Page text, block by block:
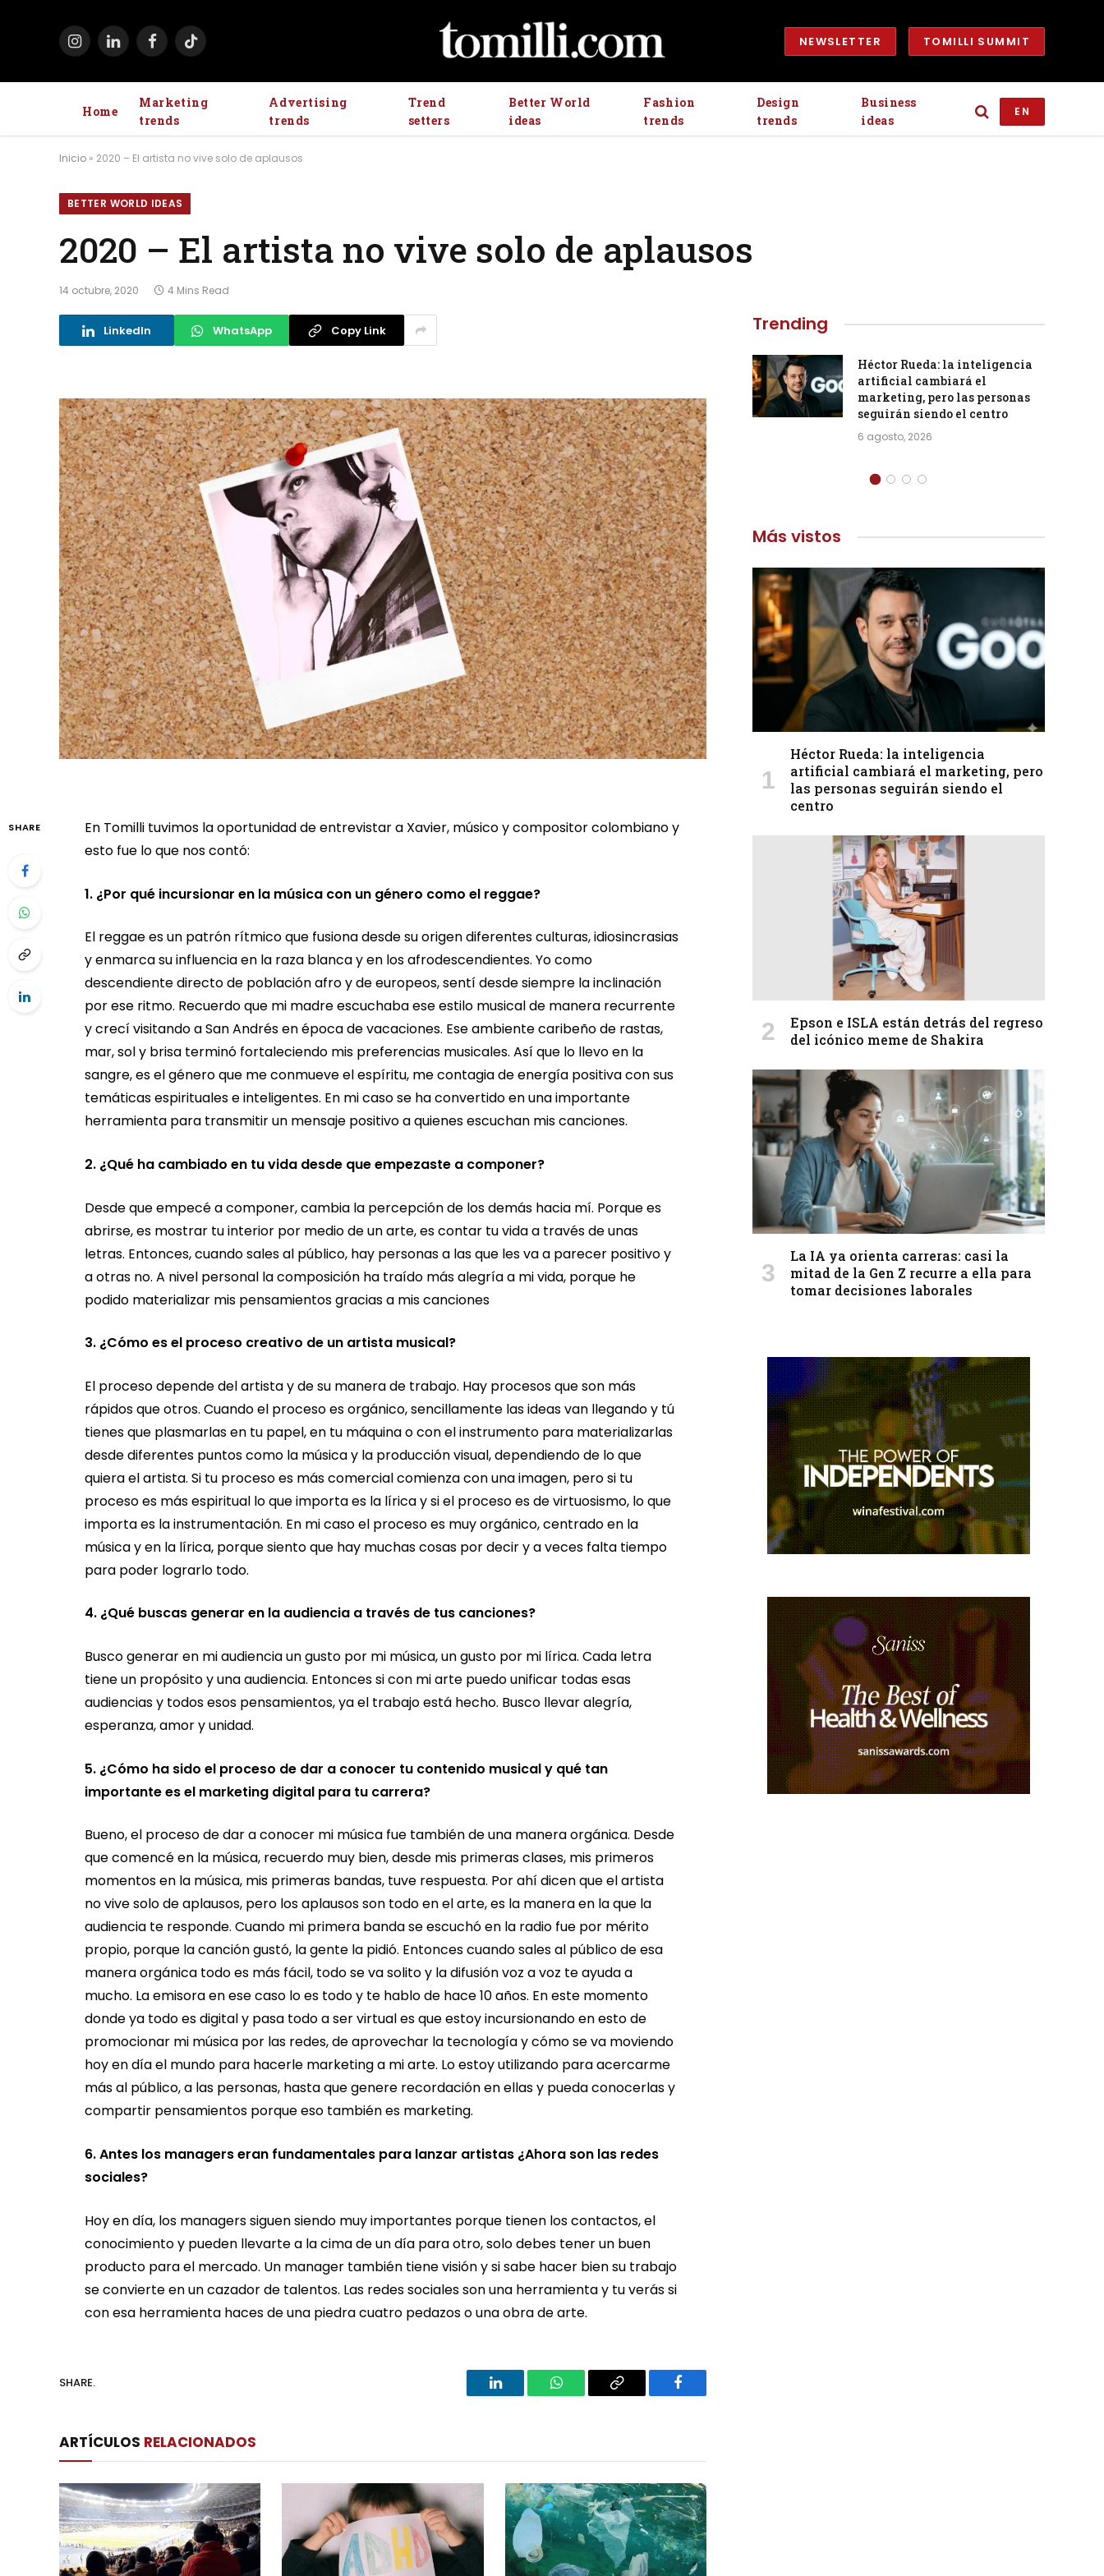
InstagramLinkedInFacebook
TikTok NEWSLETTER TOMILLI SUMMIT
Home
Marketing
trends
Advertising
trends
Trend
setters
Better World
ideas
Fashion
trends
Design
trends
Business
ideas
EN
Inicio » 2020 – El artista no vive solo de aplausos
BETTER WORLD IDEAS
2020 – El artista no vive solo de aplausos
14 octubre, 2020 4 Mins Read
LinkedIn WhatsApp Copy Link
SHARE
En Tomilli tuvimos la oportunidad de entrevistar a Xavier, músico y compositor colombiano y
esto fue lo que nos contó:
1. ¿Por qué incursionar en la música con un género como el reggae?
El reggae es un patrón rítmico que fusiona desde su origen diferentes culturas, idiosincrasias
y enmarca su influencia en la raza blanca y en los afrodescendientes. Yo como
descendiente directo de población afro y de europeos, sentí desde siempre la inclinación
por ese ritmo. Recuerdo que mi madre escuchaba ese estilo musical de manera recurrente
y crecí visitando a San Andrés en época de vacaciones. Ese ambiente caribeño de rastas,
mar, sol y brisa terminó fortaleciendo mis preferencias musicales. Así que lo llevo en la
sangre, es el género que me conmueve el espíritu, me contagia de energía positiva con sus
temáticas espirituales e inteligentes. En mi caso se ha convertido en una importante
herramienta para transmitir un mensaje positivo a quienes escuchan mis canciones.
2. ¿Qué ha cambiado en tu vida desde que empezaste a componer?
Desde que empecé a componer, cambia la percepción de los demás hacia mí. Porque es
abrirse, es mostrar tu interior por medio de un arte, es contar tu vida a través de unas
letras. Entonces, cuando sales al público, hay personas a las que les va a parecer positivo y
a otras no. A nivel personal la composición ha traído más alegría a mi vida, porque he
podido materializar mis pensamientos gracias a mis canciones
3. ¿Cómo es el proceso creativo de un artista musical?
El proceso depende del artista y de su manera de trabajo. Hay procesos que son más
rápidos que otros. Cuando el proceso es orgánico, sencillamente las ideas van llegando y tú
tienes que plasmarlas en tu papel, en tu máquina o con el instrumento para materializarlas
desde diferentes puntos como la música y la producción visual, dependiendo de lo que
quiera el artista. Si tu proceso es más comercial comienza con una imagen, pero si tu
proceso es más espiritual lo que importa es la lírica y si el proceso es de virtuosismo, lo que
importa es la instrumentación. En mi caso el proceso es muy orgánico, centrado en la
música y en la lírica, porque siento que hay muchas cosas por decir y a veces falta tiempo
para poder lograrlo todo.
4. ¿Qué buscas generar en la audiencia a través de tus canciones?
Busco generar en mi audiencia un gusto por mi música, un gusto por mi lírica. Cada letra
tiene un propósito y una audiencia. Entonces si con mi arte puedo unificar todas esas
audiencias y todos esos pensamientos, ya el trabajo está hecho. Busco llevar alegría,
esperanza, amor y unidad.
5. ¿Cómo ha sido el proceso de dar a conocer tu contenido musical y qué tan
importante es el marketing digital para tu carrera?
Bueno, el proceso de dar a conocer mi música fue también de una manera orgánica. Desde
que comencé en la música, recuerdo muy bien, desde mis primeras clases, mis primeros
momentos en la música, mis primeras bandas, tuve respuesta. Por ahí dicen que el artista
no vive solo de aplausos, pero los aplausos son todo en el arte, es la manera en la que la
audiencia te responde. Cuando mi primera banda se escuchó en la radio fue por mérito
propio, porque la canción gustó, la gente la pidió. Entonces cuando sales al público de esa
manera orgánica todo es más fácil, todo se va solito y la difusión voz a voz te ayuda a
mucho. La emisora en ese caso lo es todo y te hablo de hace 10 años. En este momento
donde ya todo es digital y pasa todo a ser virtual es que estoy incursionando en esto de
promocionar mi música por las redes, de aprovechar la tecnología y cómo se va moviendo
hoy en día el mundo para hacerle marketing a mi arte. Lo estoy utilizando para acercarme
más al público, a las personas, hasta que genere recordación en ellas y pueda conocerlas y
compartir pensamientos porque eso también es marketing.
6. Antes los managers eran fundamentales para lanzar artistas ¿Ahora son las redes
sociales?
Hoy en día, los managers siguen siendo muy importantes porque tienen los contactos, el
conocimiento y pueden llevarte a la cima de un día para otro, solo debes tener un buen
producto para el mercado. Un manager también tiene visión y si sabe hacer bien su trabajo
se convierte en un cazador de talentos. Las redes sociales son una herramienta y tu verás si
con esa herramienta haces de una piedra cuatro pedazos o una obra de arte.
SHARE.
LinkedIn WhatsAppCopy
Facebook
ARTÍCULOS RELACIONADOS
Trending
ansiedad de los usuarios
3 agosto, 2026
Héctor Rueda: la inteligencia
artificial cambiará el
marketing, pero las personas
seguirán siendo el centro
6 agosto, 2026
Más vistos
Héctor Rueda: la inteligencia
artificial cambiará el marketing, pero
las personas seguirán siendo el
centro
Epson e ISLA están detrás del regreso
del icónico meme de Shakira
La IA ya orienta carreras: casi la
mitad de la Gen Z recurre a ella para
tomar decisiones laborales